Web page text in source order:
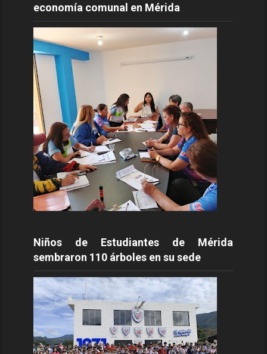
economía comunal en Mérida
Niños de Estudiantes de Mérida
sembraron 110 árboles en su sede